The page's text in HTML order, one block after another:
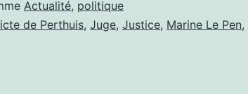
Actualité, politique
de Perthuis, Juge, Justice, Marine Le Pen,